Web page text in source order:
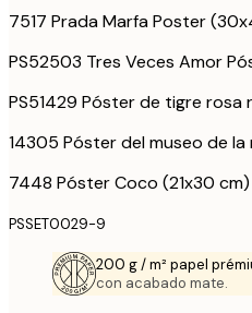
7517 Prada Marfa Poster
PS52503 Tres Veces Amor
PS51429 Póster de tigre
14305 Póster del museo de
7448 Póster Coco (21x30 cm)
PSSET0029-9
200 g / m² papel
con acabado mate.